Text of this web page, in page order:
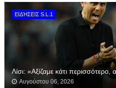
ΕΙΔΉΣΕΙΣ S.L.1
Λίσι: «Αξίζαμε κάτι
Αυγούστου 06, 2026